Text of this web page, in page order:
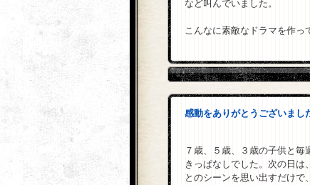
など叫んでいました。
こんなに素敵なドラマを作っ
感動をありがとうございまし
７歳、５歳、３歳の子供と
きっぱなしでした。次の日
とのシーンを思い出すだけ